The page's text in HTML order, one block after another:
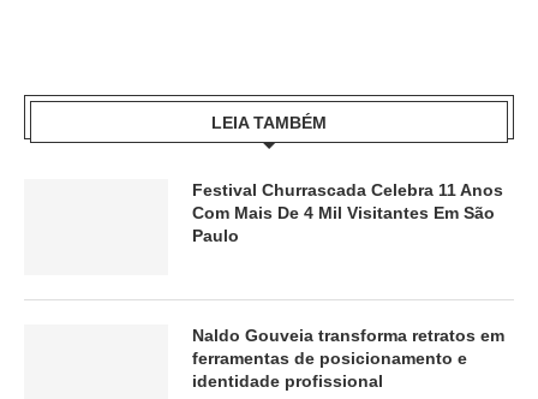
LEIA TAMBÉM
Festival Churrascada Celebra 11 Anos
Com Mais De 4 Mil Visitantes Em São
Paulo
Naldo Gouveia transforma retratos em
ferramentas de posicionamento e
identidade profissional